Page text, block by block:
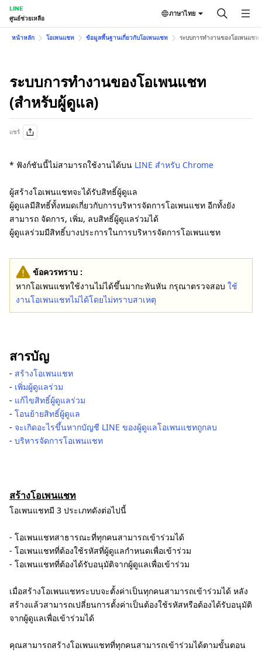
LINE
ศูนย์ช่วยเหลือ
ภาษาไทย
หน้าหลัก โอเพนแชท ข้อมูลพื้นฐานเกี่ยวกับโอเพนแชท ระบบการทำงานของโอเพนแชท
ระบบการทำงานของโอเพนแชท
(สำหรับผู้ดูแล)
แชร์
* ฟังก์ชันนี้ไม่สามารถใช้งานได้บน LINE สำหรับ Chrome
ผู้สร้างโอเพนแชทจะได้รับสิทธิ์ผู้ดูแล
ผู้ดูแลมีสิทธิ์ทั้งหมดเกี่ยวกับการบริหารจัดการโอเพนแชท อีกทั้งยัง
สามารถ จัดการ, เพิ่ม, ลบสิทธิ์ผู้ดูแลร่วมได้
ผู้ดูแลร่วมมีสิทธิ์บางประการในการบริหารจัดการโอเพนแชท
ข้อควรทราบ :
หากโอเพนแชทใช้งานไม่ได้ขึ้นมากะทันหัน กรุณาตรวจสอบ ใช้
งานโอเพนแชทไม่ได้โดยไม่ทราบสาเหตุ
สารบัญ
- สร้างโอเพนแชท
- เพิ่มผู้ดูแลร่วม
- แก้ไขสิทธิ์ผู้ดูแลร่วม
- โอนย้ายสิทธิ์ผู้ดูแล
- จะเกิดอะไรขึ้นหากบัญชี LINE ของผู้ดูแลโอเพนแชทถูกลบ
- บริหารจัดการโอเพนแชท
สร้างโอเพนแชท
โอเพนแชทมี 3 ประเภทดังต่อไปนี้
- โอเพนแชทสาธารณะที่ทุกคนสามารถเข้าร่วมได้
- โอเพนแชทที่ต้องใช้รหัสที่ผู้ดูแลกำหนดเพื่อเข้าร่วม
- โอเพนแชทที่ต้องได้รับอนุมัติจากผู้ดูแลเพื่อเข้าร่วม
เมื่อสร้างโอเพนแชทระบบจะตั้งค่าเป็นทุกคนสามารถเข้าร่วมได้ หลัง
สร้างแล้วสามารถเปลี่ยนการตั้งค่าเป็นต้องใช้รหัสหรือต้องได้รับอนุมัติ
จากผู้ดูแลเพื่อเข้าร่วมได้
คุณสามารถสร้างโอเพนแชทที่ทุกคนสามารถเข้าร่วมได้ตามขั้นตอน